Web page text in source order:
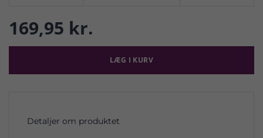
169,95 kr.
LÆG I KURV
Detaljer om produktet